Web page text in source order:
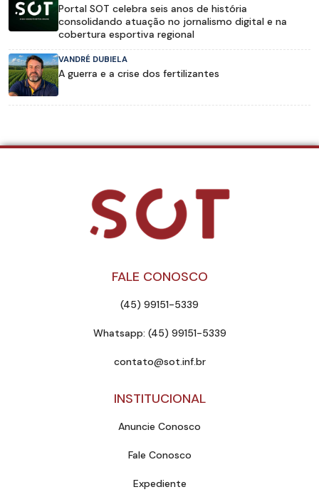
Portal SOT celebra seis anos de história
consolidando atuação no jornalismo digital e na
cobertura esportiva regional
VANDRÉ DUBIELA
A guerra e a crise dos fertilizantes
FALE CONOSCO
(45) 99151-5339
Whatsapp: (45) 99151-5339
contato@sot.inf.br
INSTITUCIONAL
Anuncie Conosco
Fale Conosco
Expediente